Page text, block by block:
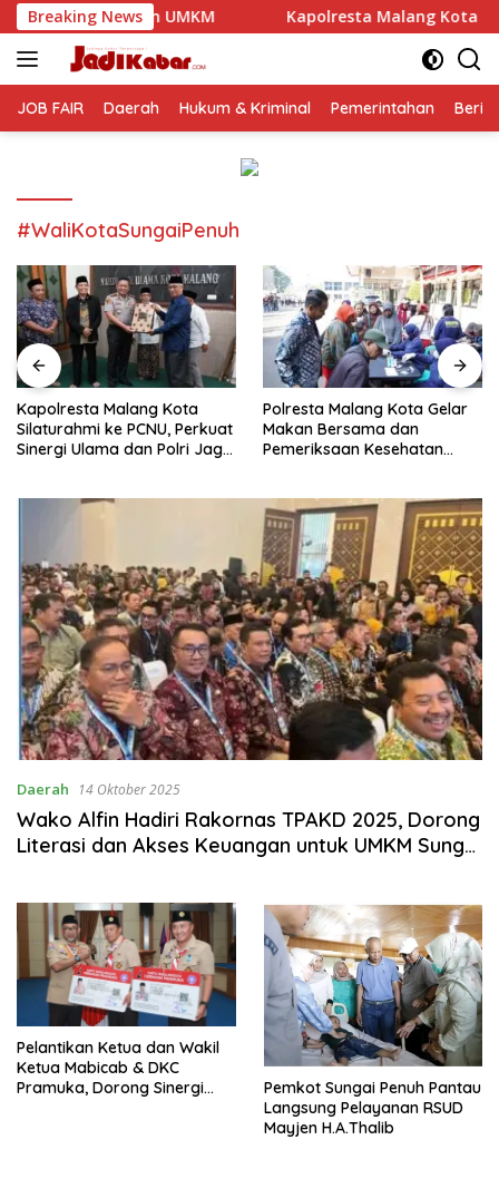
Langsung
ke
konten
Breaking NewsKapolresta Malang Kota Silaturahmi ke PCNU,
JOB FAIR Daerah Hukum & Kriminal Pemerintahan
#WaliKotaSungaiPenuh
Kapolresta Malang Kota
Silaturahmi ke PCNU, Perkuat
Sinergi Ulama dan Polri Jaga
Polresta Malang Kota Gelar
Makan Bersama dan
Pemeriksaan Kesehatan
Daerah 14 Oktober 2025
Wako Alfin Hadiri Rakornas TPAKD 2025, Dorong
Literasi dan Akses Keuangan untuk UMKM Sungai
Pelantikan Ketua dan Wakil
Ketua Mabicab & DKC
Pramuka, Dorong Sinergi
Pemkot Sungai Penuh Pantau
Langsung Pelayanan RSUD
Mayjen H.A.Thalib